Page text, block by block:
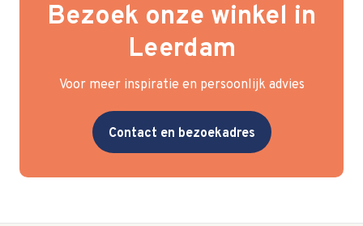
Bezoek onze winkel in
Leerdam
Voor meer inspiratie en persoonlijk advies
Contact en bezoekadres